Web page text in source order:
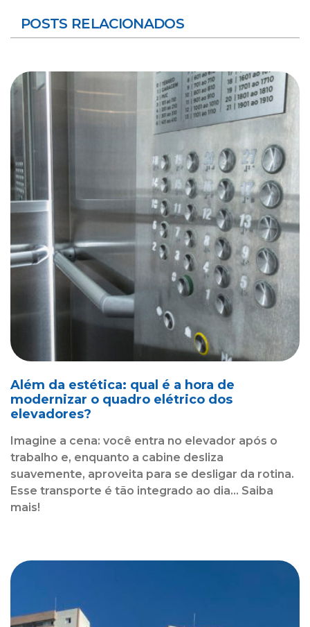
POSTS RELACIONADOS
Além da estética: qual é a hora de
modernizar o quadro elétrico dos
elevadores?
Imagine a cena: você entra no elevador após o
trabalho e, enquanto a cabine desliza
suavemente, aproveita para se desligar da rotina.
Esse transporte é tão integrado ao dia... Saiba
mais!